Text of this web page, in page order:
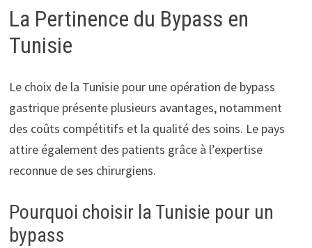
La Pertinence du Bypass en
Tunisie
Le choix de la Tunisie pour une opération de bypass
gastrique présente plusieurs avantages, notamment
des coûts compétitifs et la qualité des soins. Le pays
attire également des patients grâce à l’expertise
reconnue de ses chirurgiens.
Pourquoi choisir la Tunisie pour un
bypass